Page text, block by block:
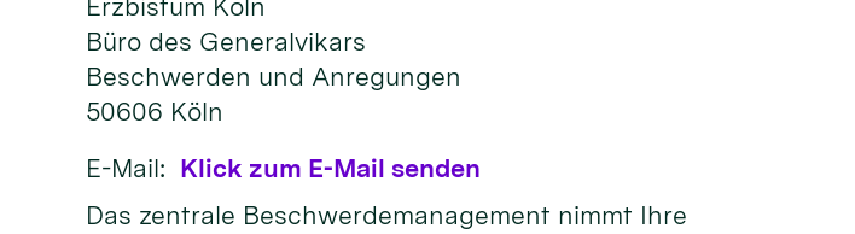
Erzbistum Köln
Büro des Generalvikars
Beschwerden und Anregungen
50606 Köln
E-Mail: Klick zum E-Mail senden
Das zentrale Beschwerdemanagement nimmt Ihre